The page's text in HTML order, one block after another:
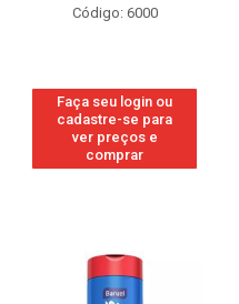
Código: 6000
Faça seu login ou
cadastre-se para
ver preços e
comprar